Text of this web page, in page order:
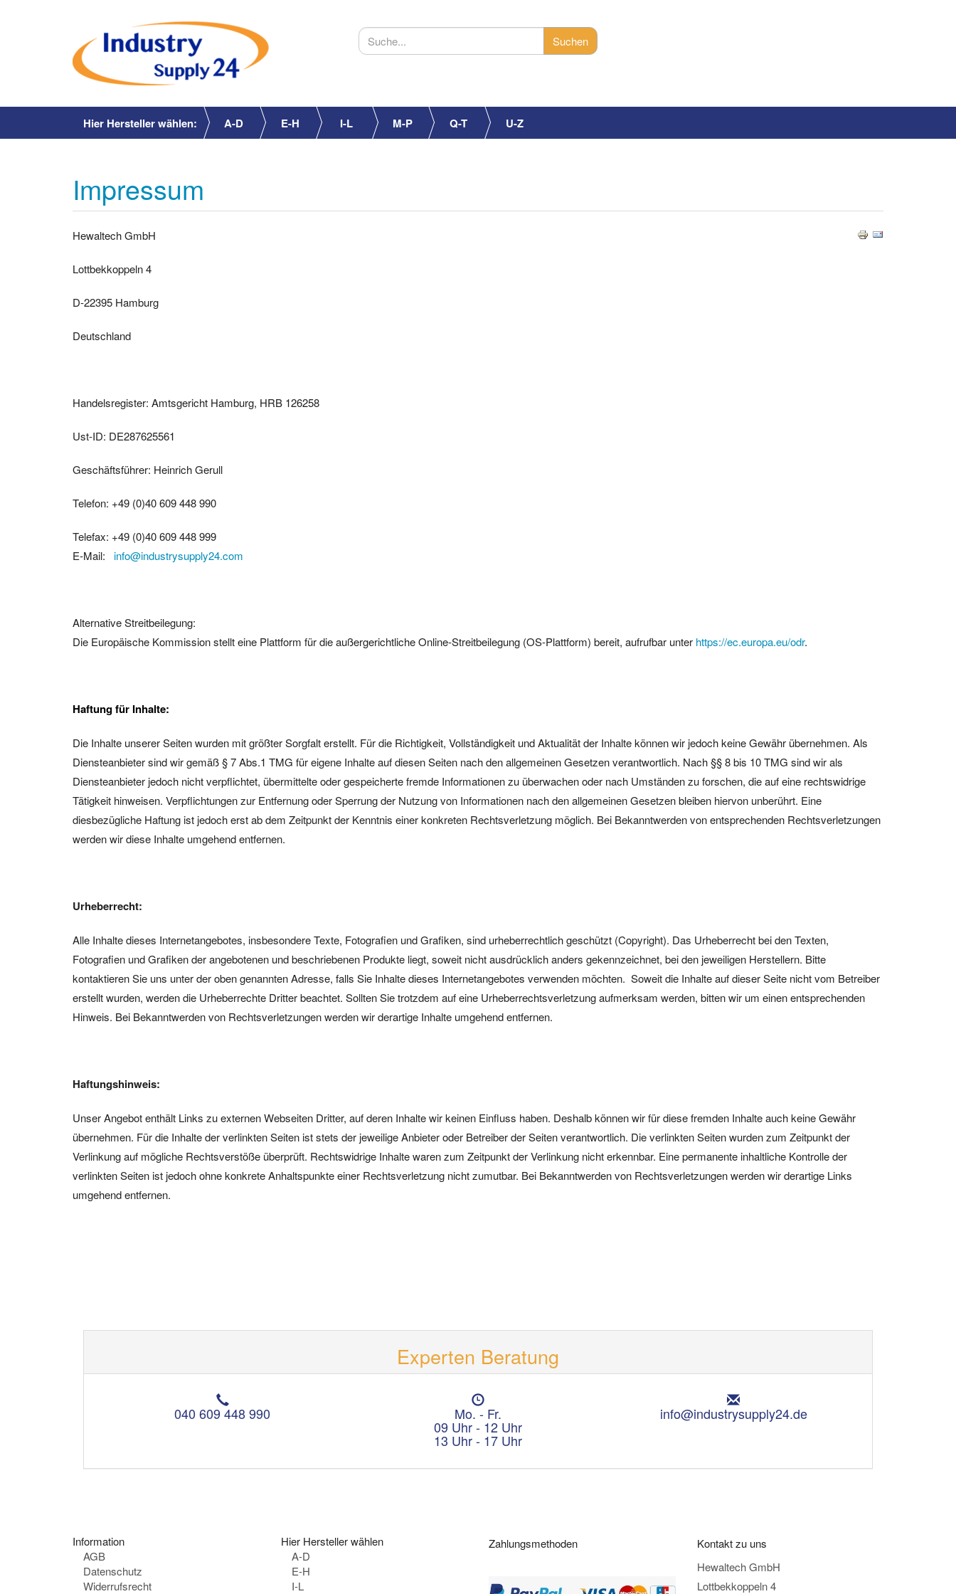
Hier Hersteller wählen: A-D E-H I-L M-P Q-T U-Z
Impressum
Hewaltech GmbH
Lottbekkoppeln 4
D-22395 Hamburg
Deutschland
Handelsregister: Amtsgericht Hamburg, HRB 126258
Ust-ID: DE287625561
Geschäftsführer: Heinrich Gerull
Telefon: +49 (0)40 609 448 990
Telefax: +49 (0)40 609 448 999
E-Mail: info@industrysupply24.com
Alternative Streitbeilegung:
Die Europäische Kommission stellt eine Plattform für die außergerichtliche Online-Streitbeilegung (OS-Plattform) bereit, aufrufbar unter https://ec.europa.eu/odr.
Haftung für Inhalte:
Die Inhalte unserer Seiten wurden mit größter Sorgfalt erstellt. Für die Richtigkeit, Vollständigkeit und Aktualität der Inhalte können wir jedoch keine Gewähr übernehmen. Als
Diensteanbieter sind wir gemäß § 7 Abs.1 TMG für eigene Inhalte auf diesen Seiten nach den allgemeinen Gesetzen verantwortlich. Nach §§ 8 bis 10 TMG sind wir als
Diensteanbieter jedoch nicht verpflichtet, übermittelte oder gespeicherte fremde Informationen zu überwachen oder nach Umständen zu forschen, die auf eine rechtswidrige
Tätigkeit hinweisen. Verpflichtungen zur Entfernung oder Sperrung der Nutzung von Informationen nach den allgemeinen Gesetzen bleiben hiervon unberührt. Eine
diesbezügliche Haftung ist jedoch erst ab dem Zeitpunkt der Kenntnis einer konkreten Rechtsverletzung möglich. Bei Bekanntwerden von entsprechenden Rechtsverletzungen
werden wir diese Inhalte umgehend entfernen.
Urheberrecht:
Alle Inhalte dieses Internetangebotes, insbesondere Texte, Fotografien und Grafiken, sind urheberrechtlich geschützt (Copyright). Das Urheberrecht bei den Texten,
Fotografien und Grafiken der angebotenen und beschriebenen Produkte liegt, soweit nicht ausdrücklich anders gekennzeichnet, bei den jeweiligen Herstellern. Bitte
kontaktieren Sie uns unter der oben genannten Adresse, falls Sie Inhalte dieses Internetangebotes verwenden möchten. Soweit die Inhalte auf dieser Seite nicht vom Betreiber
erstellt wurden, werden die Urheberrechte Dritter beachtet. Sollten Sie trotzdem auf eine Urheberrechtsverletzung aufmerksam werden, bitten wir um einen entsprechenden
Hinweis. Bei Bekanntwerden von Rechtsverletzungen werden wir derartige Inhalte umgehend entfernen.
Haftungshinweis:
Unser Angebot enthält Links zu externen Webseiten Dritter, auf deren Inhalte wir keinen Einfluss haben. Deshalb können wir für diese fremden Inhalte auch keine Gewähr
übernehmen. Für die Inhalte der verlinkten Seiten ist stets der jeweilige Anbieter oder Betreiber der Seiten verantwortlich. Die verlinkten Seiten wurden zum Zeitpunkt der
Verlinkung auf mögliche Rechtsverstöße überprüft. Rechtswidrige Inhalte waren zum Zeitpunkt der Verlinkung nicht erkennbar. Eine permanente inhaltliche Kontrolle der
verlinkten Seiten ist jedoch ohne konkrete Anhaltspunkte einer Rechtsverletzung nicht zumutbar. Bei Bekanntwerden von Rechtsverletzungen werden wir derartige Links
umgehend entfernen.
Experten Beratung
T
e
l
o
040 609 448 990
Ö
f
n
u
n
Mo. - Fr.
09 Uhr - 12 Uhr
13 Uhr - 17 Uhr
E
m
a
:
info@industrysupply24.de
Information
AGB
Datenschutz
Widerrufsrecht
Hier Hersteller wählen
A-D
E-H
I-L
Zahlungsmethoden
Kontakt zu uns
Hewaltech GmbH
Lottbekkoppeln 4